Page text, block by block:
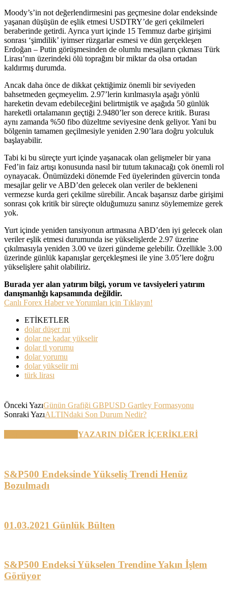
Moody’s’in not değerlendirmesini pas geçmesine dolar endeksinde
yaşanan düşüşün de eşlik etmesi USDTRY’de geri çekilmeleri
beraberinde getirdi. Ayrıca yurt içinde 15 Temmuz darbe girişimi
sonrası ‘şimdilik’ iyimser rüzgarlar esmesi ve dün gerçekleşen
Erdoğan – Putin görüşmesinden de olumlu mesajların çıkması Türk
Lirası’nın üzerindeki ölü toprağını bir miktar da olsa ortadan
kaldırmış durumda.
Ancak daha önce de dikkat çektiğimiz önemli bir seviyeden
bahsetmeden geçmeyelim. 2.97’lerin kırılmasıyla aşağı yönlü
hareketin devam edebileceğini belirtmiştik ve aşağıda 50 günlük
hareketli ortalamanın geçtiği 2.9480’ler son derece kritik. Burası
aynı zamanda %50 fibo düzeltme seviyesine denk geliyor. Yani bu
bölgenin tamamen geçilmesiyle yeniden 2.90’lara doğru yolculuk
başlayabilir.
Tabi ki bu süreçte yurt içinde yaşanacak olan gelişmeler bir yana
Fed’in faiz artışı konusunda nasıl bir tutum takınacağı çok önemli rol
oynayacak. Önümüzdeki dönemde Fed üyelerinden güvercin tonda
mesajlar gelir ve ABD’den gelecek olan veriler de bekleneni
vermezse kurda geri çekilme sürebilir. Ancak başarısız darbe girişimi
sonrası çok kritik bir süreçte olduğumuzu sanırız söylememize gerek
yok.
Yurt içinde yeniden tansiyonun artmasına ABD’den iyi gelecek olan
veriler eşlik etmesi durumunda ise yükselişlerde 2.97 üzerine
çıkılmasıyla yeniden 3.00 ve üzeri gündeme gelebilir. Özellikle 3.00
üzerinde günlük kapanışlar gerçekleşmesi ile yine 3.05’lere doğru
yükselişlere şahit olabiliriz.
Burada yer alan yatırım bilgi, yorum ve tavsiyeleri yatırım
danışmanlığı kapsamında değildir.
Canlı Forex Haber ve Yorumları için Tıklayın!
ETİKETLER
dolar düşer mi
dolar ne kadar yükselir
dolar tl yorumu
dolar yorumu
dolar yükselir mi
türk lirası
Önceki YazıGünün Grafiği GBPUSD Gartley Formasyonu
Sonraki YazıALTINdaki Son Durum Nedir?
YAZARIN DİĞER İÇERİKLERİ
S&P500 Endeksinde Yükseliş Trendi Henüz
Bozulmadı
01.03.2021 Günlük Bülten
S&P500 Endeksi Yükselen Trendine Yakın İşlem
Görüyor